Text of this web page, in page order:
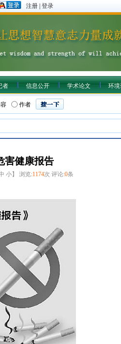
注册 登录
者 信息公开 学术论文 环
作者
害健康报告
小】 浏览:1174次 评论:0条